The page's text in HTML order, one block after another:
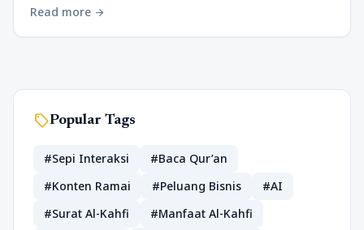
Read more arrow_forward
sellPopular Tags
#Sepi Interaksi
#Baca Qur’an
#Konten Ramai
#Peluang Bisnis
#AI
#Surat Al-Kahfi
#Manfaat Al-Kahfi